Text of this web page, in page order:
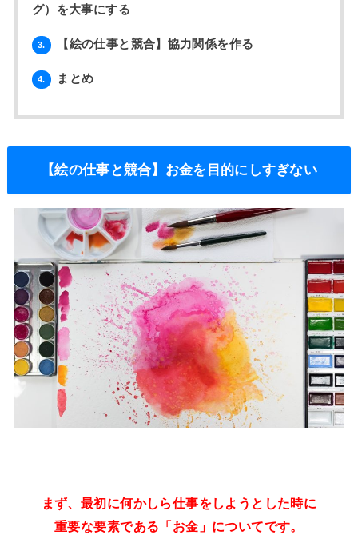
グ）を大事にする
3. 【絵の仕事と競合】協力関係を作る
4. まとめ
【絵の仕事と競合】お金を目的にしすぎない
まず、最初に何かしら仕事をしようとした時に
重要な要素である「お金」についてです。